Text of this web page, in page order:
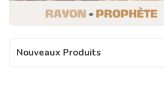
Nouveaux Produits